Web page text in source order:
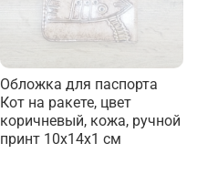
Обложка для паспорта
Кот на ракете, цвет
коричневый, кожа, ручной
принт 10x14x1 см